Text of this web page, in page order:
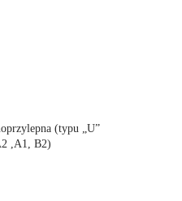
(typu „U”
,A1, B2)